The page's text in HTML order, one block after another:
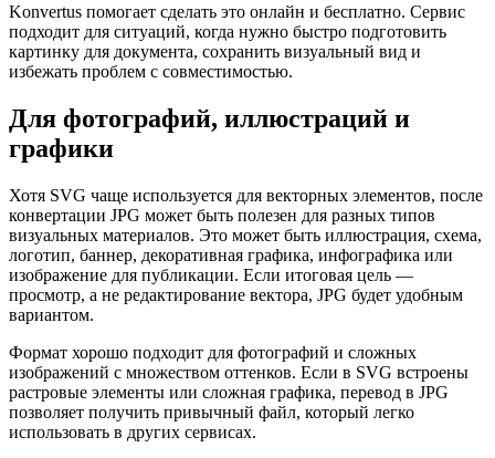
Konvertus помогает сделать это онлайн и бесплатно. Сервис
подходит для ситуаций, когда нужно быстро подготовить
картинку для документа, сохранить визуальный вид и
избежать проблем с совместимостью.
Для фотографий, иллюстраций и
графики
Хотя SVG чаще используется для векторных элементов, после
конвертации JPG может быть полезен для разных типов
визуальных материалов. Это может быть иллюстрация, схема,
логотип, баннер, декоративная графика, инфографика или
изображение для публикации. Если итоговая цель —
просмотр, а не редактирование вектора, JPG будет удобным
вариантом.
Формат хорошо подходит для фотографий и сложных
изображений с множеством оттенков. Если в SVG встроены
растровые элементы или сложная графика, перевод в JPG
позволяет получить привычный файл, который легко
использовать в других сервисах.